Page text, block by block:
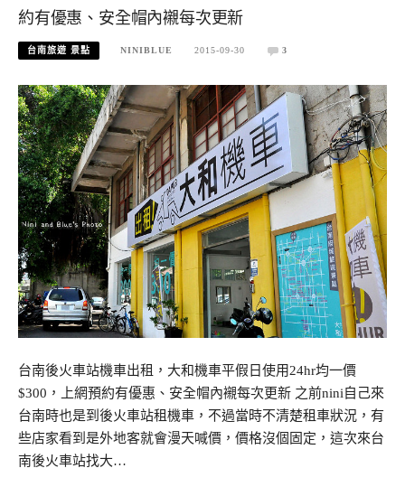
約有優惠、安全帽內襯每次更新
台南旅遊 景點 NINIBLUE 2015-09-30 3
台南後火車站機車出租，大和機車平假日使用24hr均一價
$300，上網預約有優惠、安全帽內襯每次更新 之前nini自己來
台南時也是到後火車站租機車，不過當時不清楚租車狀況，有
些店家看到是外地客就會漫天喊價，價格沒個固定，這次來台
南後火車站找大…